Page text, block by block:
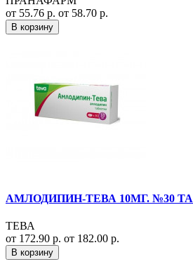
от 55.76 р. от 58.70 р.
В корзину
АМЛОДИПИН-ТЕВА 10МГ. №30
ТЕВА
от 172.90 р. от 182.00 р.
В корзину